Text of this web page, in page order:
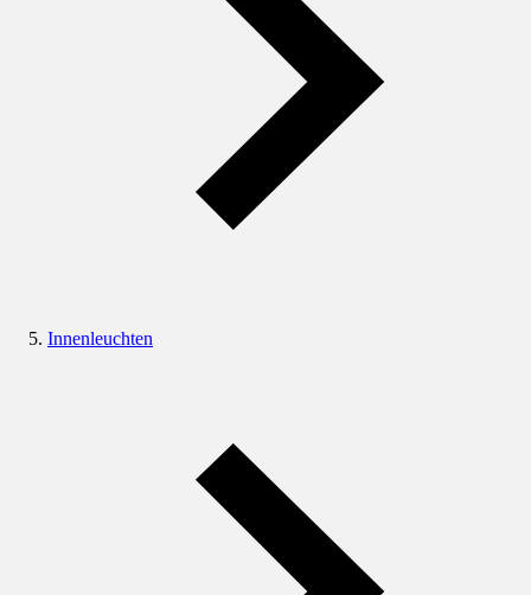
Innenleuchten